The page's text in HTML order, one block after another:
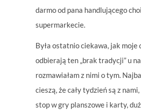
darmo od pana handlującego
supermarkecie.
Była ostatnio ciekawa, jak moje
odbierają ten „brak tradycji” u
rozmawiałam z nimi o tym.
cieszą, że cały tydzień są z
stop w gry planszowe i karty,